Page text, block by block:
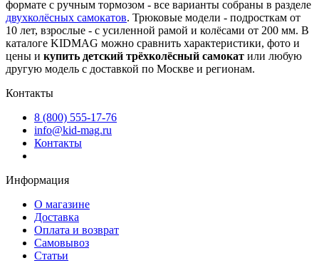
формате с ручным тормозом - все варианты собраны в разделе
двухколёсных самокатов. Трюковые модели - подросткам от
10 лет, взрослые - с усиленной рамой и колёсами от 200 мм. В
каталоге KIDMAG можно сравнить характеристики, фото и
цены и купить детский трёхколёсный самокат или любую
другую модель с доставкой по Москве и регионам.
Контакты
8 (800) 555-17-76
info@kid-mag.ru
Контакты
Информация
О магазине
Доставка
Оплата и возврат
Самовывоз
Статьи